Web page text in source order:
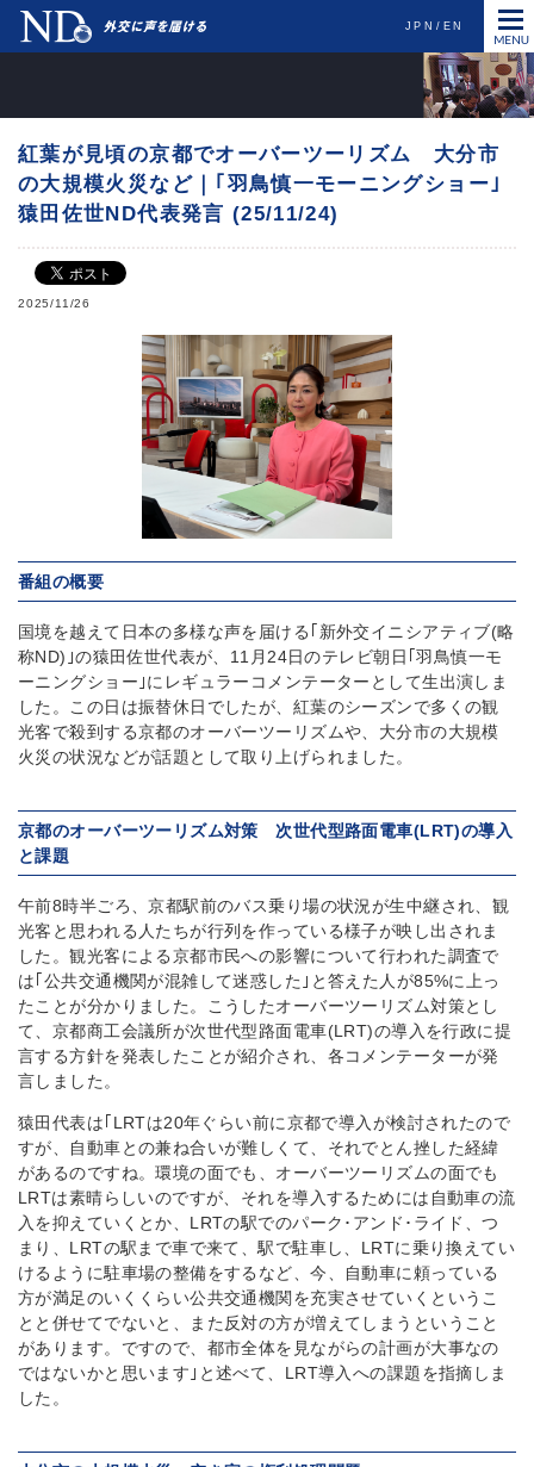
JPN EN
紅葉が見頃の京都でオーバーツーリズム 大分市
の大規模火災など｜｢羽鳥慎一モーニングショー｣
猿田佐世ND代表発言 (25/11/24)
2025/11/26
番組の概要
国境を越えて日本の多様な声を届ける｢新外交イニシアティブ(略
称ND)｣の猿田佐世代表が、11月24日のテレビ朝日｢羽鳥慎一モ
ーニングショー｣にレギュラーコメンテーターとして生出演しま
した。この日は振替休日でしたが、紅葉のシーズンで多くの観
光客で殺到する京都のオーバーツーリズムや、大分市の大規模
火災の状況などが話題として取り上げられました。
京都のオーバーツーリズム対策 次世代型路面電車(LRT)の導入
と課題
午前8時半ごろ、京都駅前のバス乗り場の状況が生中継され、観
光客と思われる人たちが行列を作っている様子が映し出されま
した。観光客による京都市民への影響について行われた調査で
は｢公共交通機関が混雑して迷惑した｣と答えた人が85%に上っ
たことが分かりました。こうしたオーバーツーリズム対策とし
て、京都商工会議所が次世代型路面電車(LRT)の導入を行政に提
言する方針を発表したことが紹介され、各コメンテーターが発
言しました。
猿田代表は｢LRTは20年ぐらい前に京都で導入が検討されたので
すが、自動車との兼ね合いが難しくて、それでとん挫した経緯
があるのですね。環境の面でも、オーバーツーリズムの面でも
LRTは素晴らしいのですが、それを導入するためには自動車の流
入を抑えていくとか、LRTの駅でのパーク･アンド･ライド、つ
まり、LRTの駅まで車で来て、駅で駐車し、LRTに乗り換えてい
けるように駐車場の整備をするなど、今、自動車に頼っている
方が満足のいくくらい公共交通機関を充実させていくというこ
とと併せてでないと、また反対の方が増えてしまうということ
があります。ですので、都市全体を見ながらの計画が大事なの
ではないかと思います｣と述べて、LRT導入への課題を指摘しま
した。